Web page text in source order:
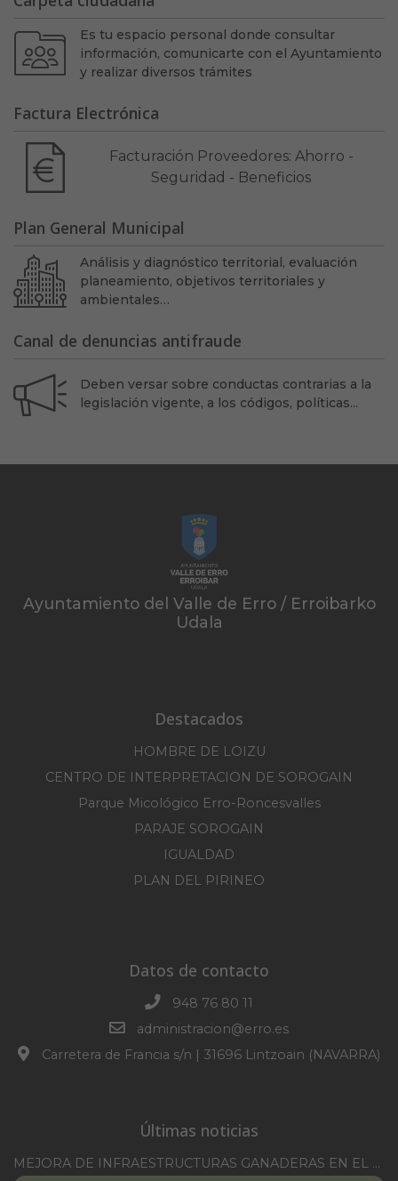
Es tu espacio personal donde consultar
información, comunicarte con el Ayuntamiento
y realizar diversos trámites
Factura Electrónica
Facturación Proveedores: Ahorro -
Seguridad - Beneficios
Plan General Municipal
Análisis y diagnóstico territorial, evaluación
planeamiento, objetivos territoriales y
ambientales…
Canal de denuncias antifraude
Deben versar sobre conductas contrarias a la
legislación vigente, a los códigos, políticas...
Ayuntamiento del Valle de Erro / Erroibarko
Udala
Destacados
HOMBRE DE LOIZU
CENTRO DE INTERPRETACION DE SOROGAIN
Parque Micológico Erro-Roncesvalles
PARAJE SOROGAIN
IGUALDAD
PLAN DEL PIRINEO
Datos de contacto
948 76 80 11
administracion@erro.es
Carretera de Francia s/n | 31696 Lintzoain (NAVARRA)
Últimas noticias
MEJORA DE INFRAESTRUCTURAS GANADERAS EN EL TM DE ERRO CAMPAÑA 2025-2026